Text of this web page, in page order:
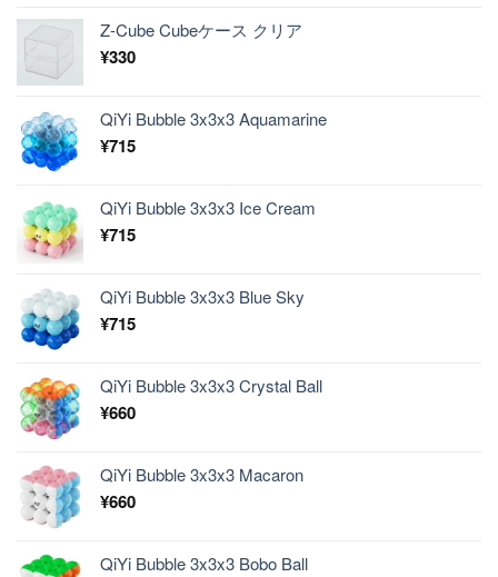
Z-Cube Cubeケース クリア
¥330
QiYi Bubble 3x3x3 Aquamarine
¥715
QiYi Bubble 3x3x3 Ice Cream
¥715
QiYi Bubble 3x3x3 Blue Sky
¥715
QiYi Bubble 3x3x3 Crystal Ball
¥660
QiYi Bubble 3x3x3 Macaron
¥660
QiYi Bubble 3x3x3 Bobo Ball